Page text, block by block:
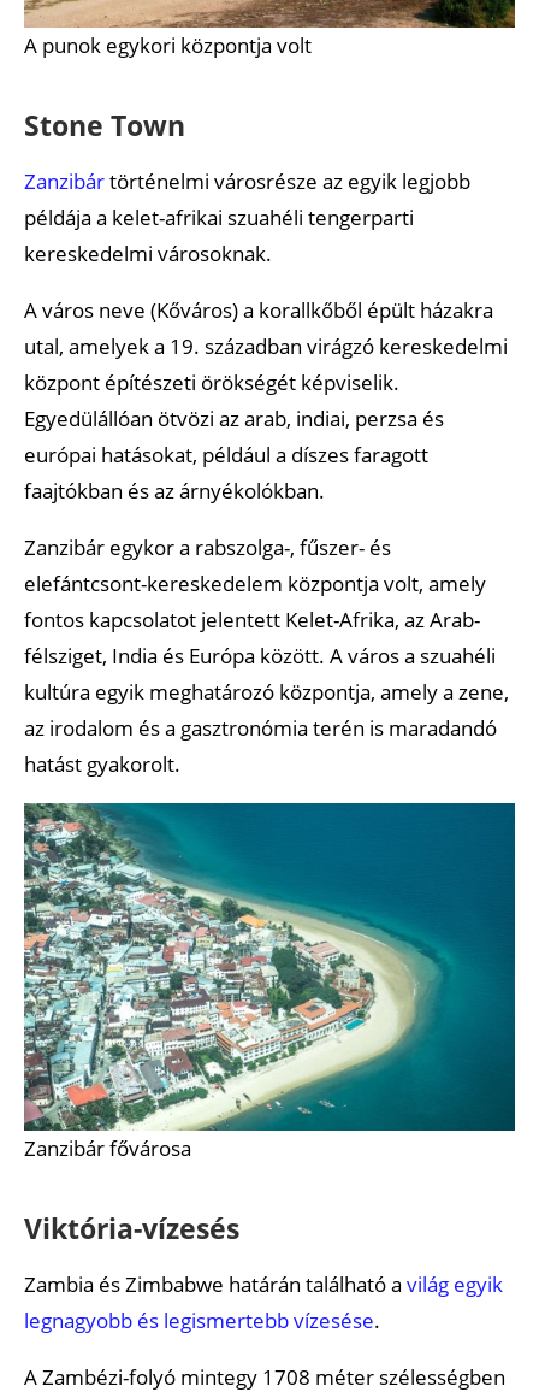
A punok egykori központja volt
Stone Town
Zanzibártörténelmi városrésze az egyik legjobb
példája a kelet-afrikai szuahéli tengerparti
kereskedelmi városoknak.
A város neve (Kőváros) a korallkőből épült házakra
utal, amelyek a 19. században virágzó kereskedelmi
központ építészeti örökségét képviselik.
Egyedülállóan ötvözi az arab, indiai, perzsa és
európai hatásokat, például a díszes faragott
faajtókban és az árnyékolókban.
Zanzibár egykor a rabszolga-, fűszer- és
elefántcsont-kereskedelem központja volt, amely
fontos kapcsolatot jelentett Kelet-Afrika, az Arab-
félsziget, India és Európa között. A város a szuahéli
kultúra egyik meghatározó központja, amely a zene,
az irodalom és a gasztronómia terén is maradandó
hatást gyakorolt.
Zanzibár fővárosa
Viktória-vízesés
Zambia és Zimbabwe határán található a világ egyik
legnagyobb és legismertebb vízesése.
A Zambézi-folyó mintegy 1708 méter szélességben